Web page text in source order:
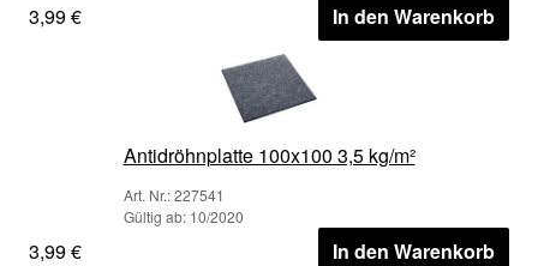
3,99 € In den Warenkorb
Antidröhnplatte 100x100 3,5 kg/m²
Art. Nr.: 227541
Gültig ab: 10/2020
3,99 € In den Warenkorb